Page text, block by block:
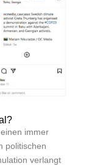
immer
politischen
verlangt